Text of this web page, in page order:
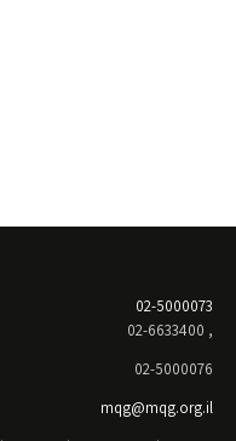
02-5000073
, 02-6633400
02-5000076
mqg@mqg.org.il